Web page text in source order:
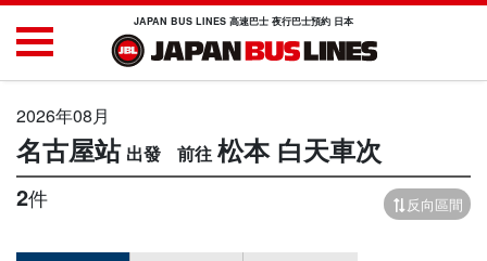
JAPAN BUS LINES 高速巴士 夜行巴士預約 日本
2026年08月
名古屋站 松本 白天車次
2件 反向區間